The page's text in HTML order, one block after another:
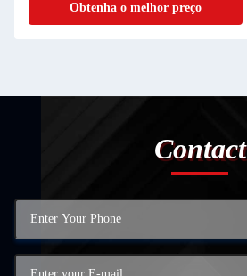
Obtenha o melhor preço
Contact